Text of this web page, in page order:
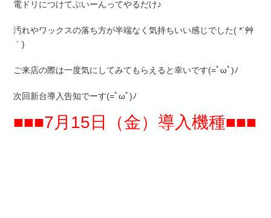
電ドリにつけてぶいーんってやるだけ♪
汚れやワックスの落ち方が半端なく気持ちいい感じでした( *´艸
｀)
ご来店の際は一度気にしてみてもらえると幸いです(=ﾟωﾟ)ﾉ
次回新台導入告知でーす(=ﾟωﾟ)ﾉ
■■■7月15日（金）導入機種■■■